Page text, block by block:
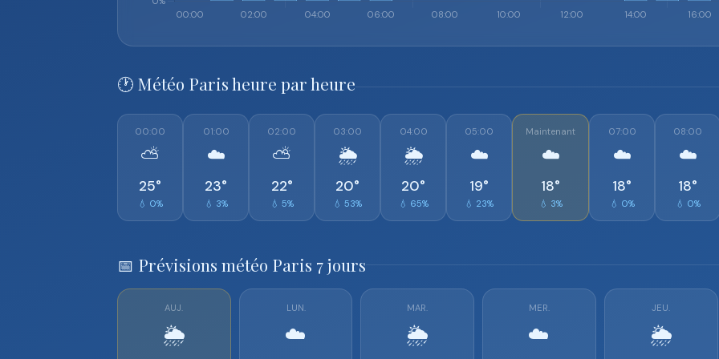
🕐 Météo Paris heure par heure
00:00
⛅
25°
💧 0%
01:00
☁️
23°
💧 3%
02:00
⛅
22°
💧 5%
03:00
🌦️
20°
💧 53%
04:00
🌦️
20°
💧 65%
05:00
☁️
19°
💧 23%
Maintenant
☁️
18°
💧 3%
07:00
☁️
18°
💧 0%
08:00
☁️
18°
💧 0%
📅 Prévisions météo Paris 7 jours
AUJ.
🌦️
LUN.
☁️
MAR.
🌦️
MER.
☁️
JEU.
🌦️